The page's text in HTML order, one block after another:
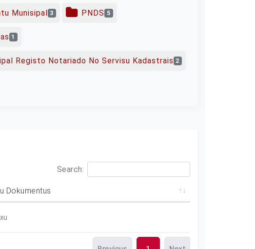
Munisipal 3 PNDS 5
1
Registo Notariado No Servisu Kadastrais 2
Search:
Dokumentus